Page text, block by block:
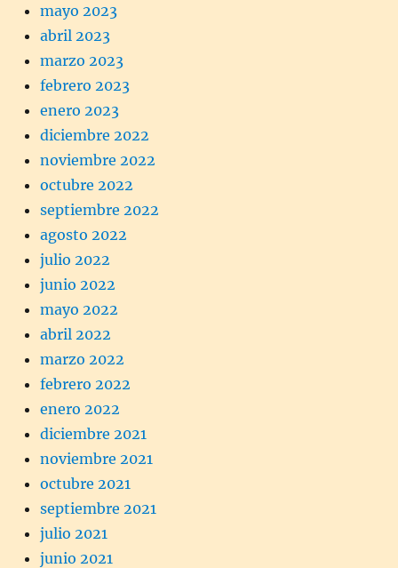
mayo 2023
abril 2023
marzo 2023
febrero 2023
enero 2023
diciembre 2022
noviembre 2022
octubre 2022
septiembre 2022
agosto 2022
julio 2022
junio 2022
mayo 2022
abril 2022
marzo 2022
febrero 2022
enero 2022
diciembre 2021
noviembre 2021
octubre 2021
septiembre 2021
julio 2021
junio 2021